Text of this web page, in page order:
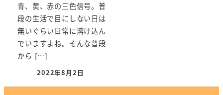
青、黄、赤の三色信号。普
段の生活で目にしない日は
無いぐらい日常に溶け込ん
でいますよね。そんな普段
から […]
2022年8月2日